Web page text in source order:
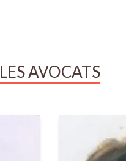
LES AVOCATS
Avocate